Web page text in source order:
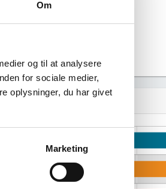
Om
og til at analysere
for sociale medier,
oplysninger, du har givet
Marketing